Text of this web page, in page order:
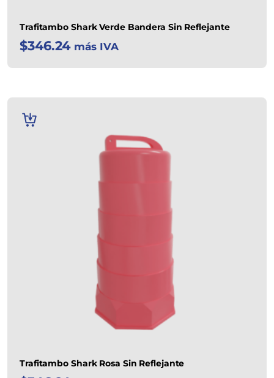
Trafitambo Shark Verde Bandera Sin Reflejante
$346.24 más IVA
Trafitambo Shark Rosa Sin Reflejante
AL
CARRITO